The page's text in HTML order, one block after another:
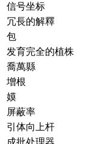
信号坐标
冗長的解釋
包
发育完全的植株
喬萬縣
增根
嫫
屏蔽率
引体向上杆
成批处理器